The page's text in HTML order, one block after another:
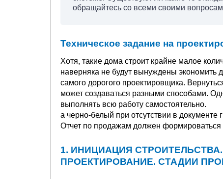
обращайтесь со всеми своими
Техническое задание на
Хотя, такие дома строит крайне малое
наверняка не будут вынуждены экономить
самого дорогого проектировщика.
может создаваться разными способами.
выполнять всю работу самостоятельно.
а черно-белый при отсутствии в документе
Отчет по продажам должен формироваться
1. ИНИЦИАЦИЯ
ПРОЕКТИРОВАНИЕ. СТАДИИ